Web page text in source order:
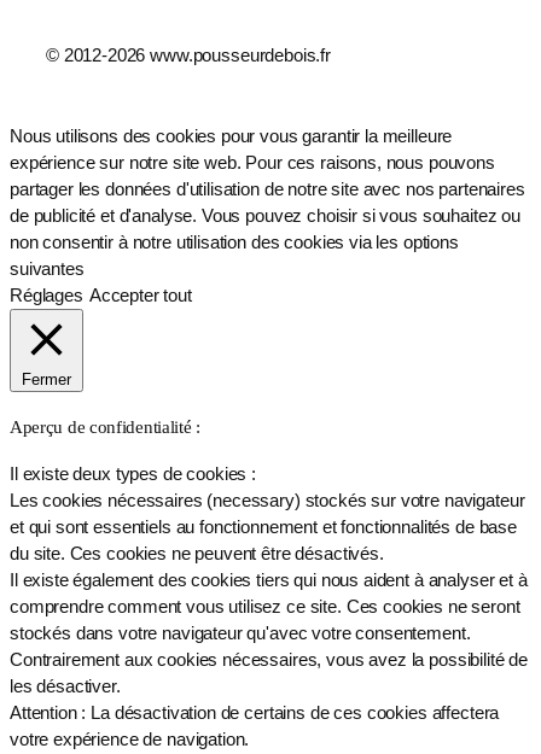
© 2012-2026 www.pousseurdebois.fr
Nous utilisons des cookies pour vous garantir la meilleure
expérience sur notre site web. Pour ces raisons, nous pouvons
partager les données d'utilisation de notre site avec nos partenaires
de publicité et d'analyse. Vous pouvez choisir si vous souhaitez ou
non consentir à notre utilisation des cookies via les options
suivantes
Réglages Accepter tout
Fermer
Aperçu de confidentialité :
Il existe deux types de cookies :
Les cookies nécessaires (necessary) stockés sur votre navigateur
et qui sont essentiels au fonctionnement et fonctionnalités de base
du site. Ces cookies ne peuvent être désactivés.
Il existe également des cookies tiers qui nous aident à analyser et à
comprendre comment vous utilisez ce site. Ces cookies ne seront
stockés dans votre navigateur qu'avec votre consentement.
Contrairement aux cookies nécessaires, vous avez la possibilité de
les désactiver.
Attention : La désactivation de certains de ces cookies affectera
votre expérience de navigation.